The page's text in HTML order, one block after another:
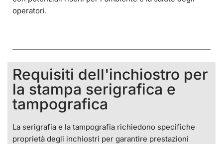
operatori.
Requisiti dell'inchiostro per
la stampa serigrafica e
tampografica
La serigrafia e la tampografia richiedono specifiche
proprietà degli inchiostri per garantire prestazioni